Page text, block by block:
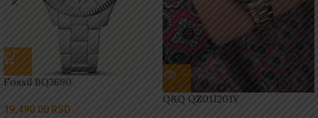
Fossil BQ3690
19,490.00 RSD
Q&Q QZ01J201Y